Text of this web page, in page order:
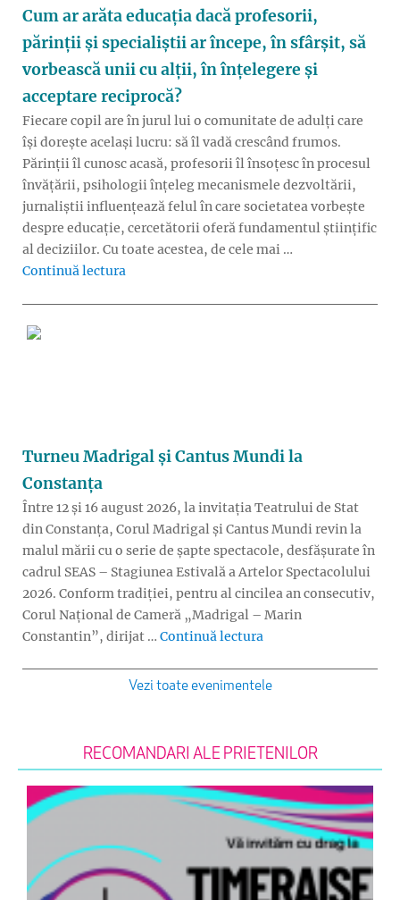
Cum ar arăta educația dacă profesorii,
părinții și specialiștii ar începe, în sfârșit, să
vorbească unii cu alții, în înțelegere și
acceptare reciprocă?
Fiecare copil are în jurul lui o comunitate de adulți care
își dorește același lucru: să îl vadă crescând frumos.
Părinții îl cunosc acasă, profesorii îl însoțesc în procesul
învățării, psihologii înțeleg mecanismele dezvoltării,
jurnaliștii influențează felul în care societatea vorbește
despre educație, cercetătorii oferă fundamentul științific
al deciziilor. Cu toate acestea, de cele mai …
Continuă lectura
Turneu Madrigal și Cantus Mundi la
Constanța
Între 12 și 16 august 2026, la invitația Teatrului de Stat
din Constanța, Corul Madrigal și Cantus Mundi revin la
malul mării cu o serie de șapte spectacole, desfășurate în
cadrul SEAS – Stagiunea Estivală a Artelor Spectacolului
2026. Conform tradiției, pentru al cincilea an consecutiv,
Corul Național de Cameră „Madrigal – Marin
Constantin”, dirijat … Continuă lectura
Vezi toate evenimentele
RECOMANDARI ALE PRIETENILOR